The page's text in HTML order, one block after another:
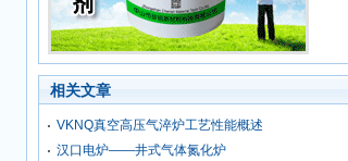
相关文章
VKNQ真空高压气淬炉工艺性能概述
汉口电炉——井式气体氮化炉